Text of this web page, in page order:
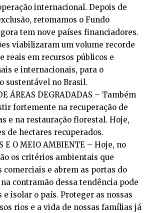
internacional. Depois de
retomamos o Fundo
tem nove países financiadores.
viabilizaram um volume recorde
reais em recursos públicos e
e internacionais, para o
sustentável no Brasil.
ÁREAS DEGRADADAS – Também
fortemente na recuperação de
e na restauração florestal. Hoje,
de hectares recuperados.
E O MEIO AMBIENTE – Hoje, no
os critérios ambientais que
comerciais e abrem as portas do
contramão dessa tendência pode
isolar o país. Proteger as nossas
rios e a vida de nossas famílias já